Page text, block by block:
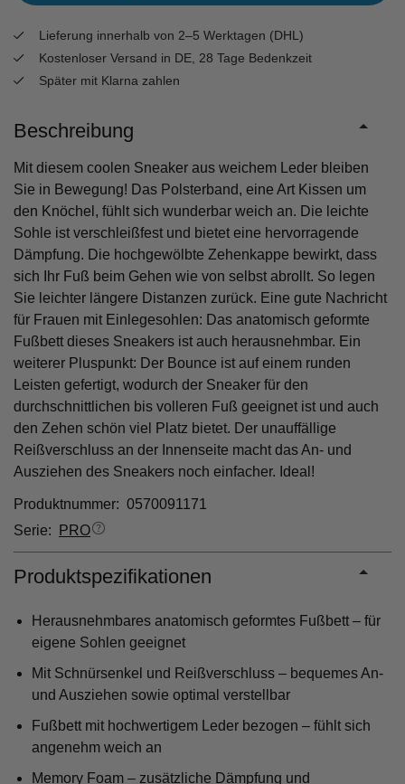
Lieferung innerhalb von 2–5 Werktagen (DHL)
Kostenloser Versand in DE, 28 Tage Bedenkzeit
Später mit Klarna zahlen
Beschreibung
Mit diesem coolen Sneaker aus weichem Leder bleiben
Sie in Bewegung! Das Polsterband, eine Art Kissen um
den Knöchel, fühlt sich wunderbar weich an. Die leichte
Sohle ist verschleißfest und bietet eine hervorragende
Dämpfung. Die hochgewölbte Zehenkappe bewirkt, dass
sich Ihr Fuß beim Gehen wie von selbst abrollt. So legen
Sie leichter längere Distanzen zurück. Eine gute Nachricht
für Frauen mit Einlegesohlen: Das anatomisch geformte
Fußbett dieses Sneakers ist auch herausnehmbar. Ein
weiterer Pluspunkt: Der Bounce ist auf einem runden
Leisten gefertigt, wodurch der Sneaker für den
durchschnittlichen bis volleren Fuß geeignet ist und auch
den Zehen schön viel Platz bietet. Der unauffällige
Reißverschluss an der Innenseite macht das An- und
Ausziehen des Sneakers noch einfacher. Ideal!
Produktnummer: 0570091171
Serie:
PRO
Produktspezifikationen
Herausnehmbares anatomisch geformtes Fußbett – für
eigene Sohlen geeignet
Mit Schnürsenkel und Reißverschluss – bequemes An-
und Ausziehen sowie optimal verstellbar
Fußbett mit hochwertigem Leder bezogen – fühlt sich
angenehm weich an
Memory Foam – zusätzliche Dämpfung und